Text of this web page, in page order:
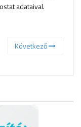
adataival.
Következő